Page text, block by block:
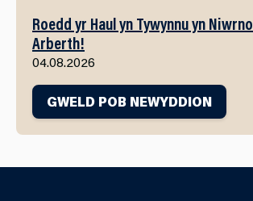
Roedd yr Haul yn Tywynnu yn
Arberth!
04.08.2026
GWELD POB NEWYDDION